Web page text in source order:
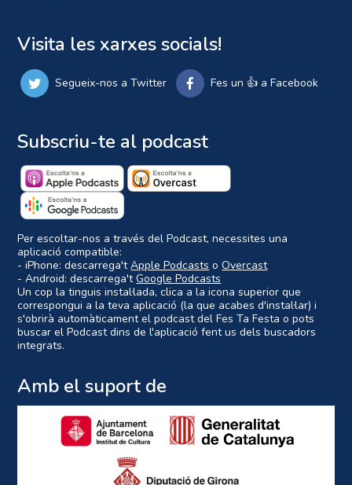
Visita les xarxes socials!
Segueix-nos a Twitter Fes un 👍 a Facebook
Subscriu-te al podcast
Per escoltar-nos a través del Podcast, necessites una
aplicació compatible:
- iPhone: descarrega'tApple Podcasts oOvercast
- Android: descarrega'tGoogle Podcasts
Un cop la tinguis instal·lada, clica a la icona superior que
correspongui a la teva aplicació (la que acabes d'instal·lar) i
s'obrirà automàticament el podcast del Fes Ta Festa o pots
buscar el Podcast dins de l'aplicació fent us dels buscadors
integrats.
Amb el suport de